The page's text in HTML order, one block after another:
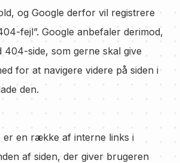
og Google derfor vil registrere
fejl”. Google anbefaler derimod,
404-side, som gerne skal give
for at navigere videre på siden i
den.
er en række af interne links i
af siden, der giver brugeren